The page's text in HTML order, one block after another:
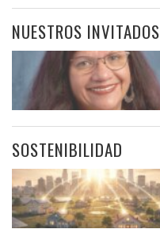
NUESTROS INVITADOS
SOSTENIBILIDAD